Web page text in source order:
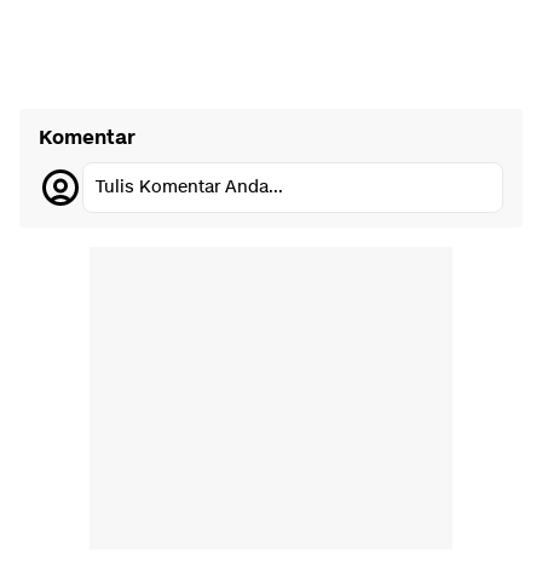
Komentar
Tulis Komentar Anda...